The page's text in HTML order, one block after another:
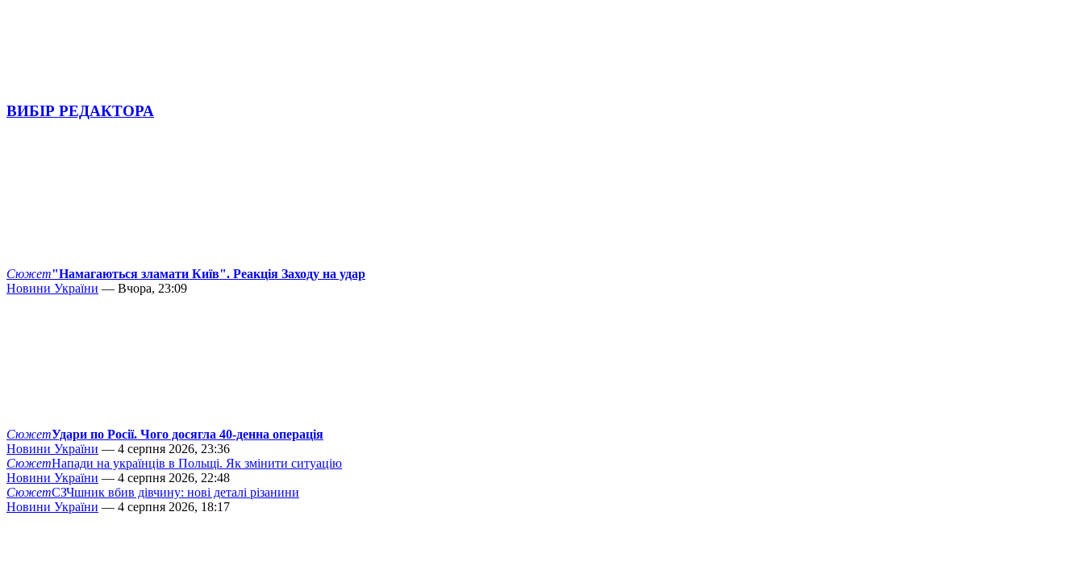
ВИБІР РЕДАКТОРА
Сюжет"Намагаються зламати Київ". Реакція Заходу на удар
Новини України — Вчора, 23:09
СюжетУдари по Росії. Чого досягла 40-денна операція
Новини України — 4 серпня 2026, 23:36
СюжетНапади на українців в Польщі. Як змінити ситуацію
Новини України — 4 серпня 2026, 22:48
СюжетСЗЧшник вбив дівчину: нові деталі різанини
Новини України — 4 серпня 2026, 18:17